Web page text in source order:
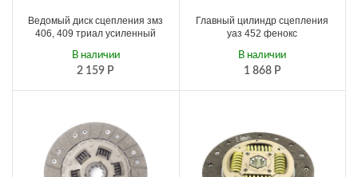
Ведомый диск сцепления змз
406, 409 триал усиленный
2 159 Р
В наличии
Главный цилиндр сцепления
уаз 452 фенокс
1 868 Р
В наличии